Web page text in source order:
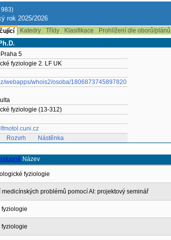
983)
rok 2025/2026
Katedry Třídy Klasifikace Prohlížení dle oborů/plánů
5
fyziologie 2. LF UK
webapps/whois2/osoba/1806873745897820
fyziologie (13-312)
Rozvrh Nástěnka
Název
fyziologie
medicínských problémů pomocí AI: projektový seminář
fyziologie
fyziologie